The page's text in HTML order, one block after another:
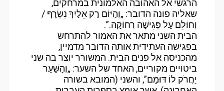
הרגשי אל האהובה האלמונית במרחקים,
שאליה פונה הדובר: „וְהַיּוֹם רַק אֵלַיִךְ נִשְׂרָף /
וְחוֹלֵם עַל פְּגִישָׁה רְחוֹקָה.”.
הבית השני מתאר את האמור להתרחש
בפגישה העתידית אותה הדובר מדמיין,
מהכניסה אל פנים הבית. המשורר יוצר בה שני
ביטויים מקוריים, האחד של השער: „וְהַשַּׁעַר
יַחֲרֹק לוֹ דּוּמָם”, והשני (המובא בשורה